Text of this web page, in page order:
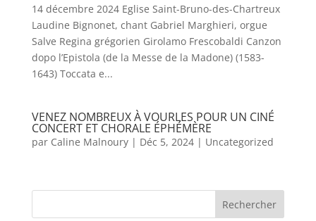
14 décembre 2024 Eglise Saint-Bruno-des-Chartreux
Laudine Bignonet, chant Gabriel Marghieri, orgue
Salve Regina grégorien Girolamo Frescobaldi Canzon
dopo l’Epistola (de la Messe de la Madone) (1583-
1643) Toccata e...
VENEZ NOMBREUX À VOURLES POUR UN CINÉ
CONCERT ET CHORALE ÉPHÉMÈRE
par Caline Malnoury| Déc 5, 2024| Uncategorized